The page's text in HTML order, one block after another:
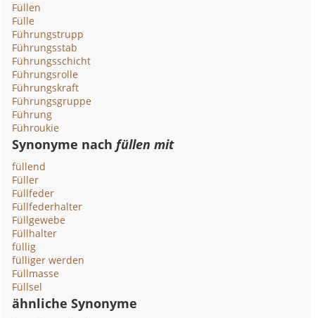
Füllen
Fülle
Führungstrupp
Führungsstab
Führungsschicht
Führungsrolle
Führungskraft
Führungsgruppe
Führung
Führoukie
Synonyme nachfüllen mit
füllend
Füller
Füllfeder
Füllfederhalter
Füllgewebe
Füllhalter
füllig
fülliger werden
Füllmasse
Füllsel
ähnliche Synonyme